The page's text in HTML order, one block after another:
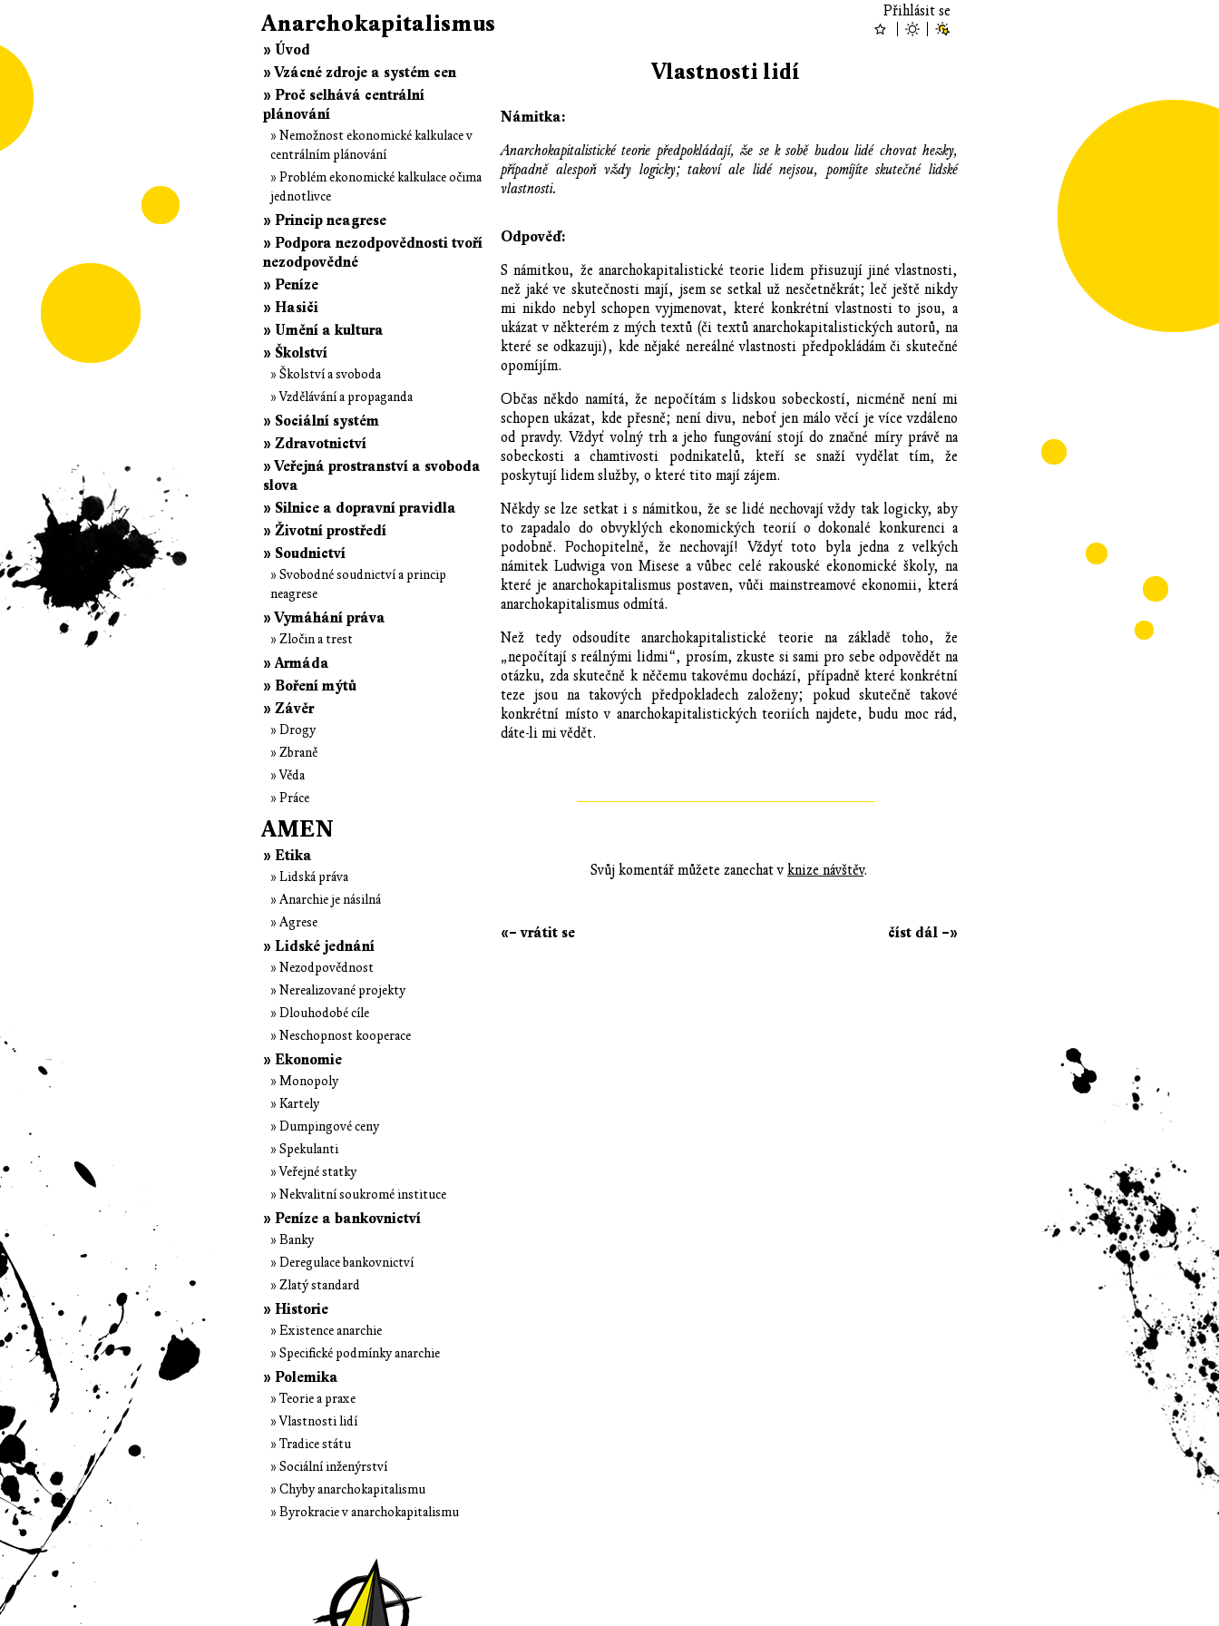
Přihlásit se
Vlastnosti lidí
Námitka:
Anarchokapitalistické teorie předpokládají, že se k sobě budou lidé chovat hezky,
případně alespoň vždy logicky; takoví ale lidé nejsou, pomíjíte skutečné lidské
vlastnosti.
Odpověď:
S námitkou, že anarchokapitalistické teorie lidem přisuzují jiné vlastnosti,
než jaké ve skutečnosti mají, jsem se setkal už nesčetněkrát; leč ještě nikdy
mi nikdo nebyl schopen vyjmenovat, které konkrétní vlastnosti to jsou, a
ukázat v některém z mých textů (či textů anarchokapitalistických autorů, na
které se odkazuji), kde nějaké nereálné vlastnosti předpokládám či skutečné
opomíjím.
Občas někdo namítá, že nepočítám s lidskou sobeckostí, nicméně není mi
schopen ukázat, kde přesně; není divu, neboť jen málo věcí je více vzdáleno
od pravdy. Vždyť volný trh a jeho fungování stojí do značné míry právě na
sobeckosti a chamtivosti podnikatelů, kteří se snaží vydělat tím, že
poskytují lidem služby, o které tito mají zájem.
Někdy se lze setkat i s námitkou, že se lidé nechovají vždy tak logicky, aby
to zapadalo do obvyklých ekonomických teorií o dokonalé konkurenci a
podobně. Pochopitelně, že nechovají! Vždyť toto byla jedna z velkých
námitek Ludwiga von Misese a vůbec celé rakouské ekonomické školy, na
které je anarchokapitalismus postaven, vůči mainstreamové ekonomii, která
anarchokapitalismus odmítá.
Než tedy odsoudíte anarchokapitalistické teorie na základě toho, že
„nepočítají s reálnými lidmi“, prosím, zkuste si sami pro sebe odpovědět na
otázku, zda skutečně k něčemu takovému dochází, případně které konkrétní
teze jsou na takových předpokladech založeny; pokud skutečně takové
konkrétní místo v anarchokapitalistických teoriích najdete, budu moc rád,
dáte-li mi vědět.
Svůj komentář můžete zanechat v knize návštěv.
«– vrátit se číst dál –»
Anarchokapitalismus
» Úvod
» Vzácné zdroje a systém cen
» Proč selhává centrální
plánování
» Nemožnost ekonomické kalkulace v
centrálním plánování
» Problém ekonomické kalkulace očima
jednotlivce
» Princip neagrese
» Podpora nezodpovědnosti tvoří
nezodpovědné
» Peníze
» Hasiči
» Umění a kultura
» Školství
» Školství a svoboda
» Vzdělávání a propaganda
» Sociální systém
» Zdravotnictví
» Veřejná prostranství a svoboda
slova
» Silnice a dopravní pravidla
» Životní prostředí
» Soudnictví
» Svobodné soudnictví a princip
neagrese
» Vymáhání práva
» Zločin a trest
» Armáda
» Boření mýtů
» Závěr
» Drogy
» Zbraně
» Věda
» Práce
AMEN
» Etika
» Lidská práva
» Anarchie je násilná
» Agrese
» Lidské jednání
» Nezodpovědnost
» Nerealizované projekty
» Dlouhodobé cíle
» Neschopnost kooperace
» Ekonomie
» Monopoly
» Kartely
» Dumpingové ceny
» Spekulanti
» Veřejné statky
» Nekvalitní soukromé instituce
» Peníze a bankovnictví
» Banky
» Deregulace bankovnictví
» Zlatý standard
» Historie
» Existence anarchie
» Specifické podmínky anarchie
» Polemika
» Teorie a praxe
» Vlastnosti lidí
» Tradice státu
» Sociální inženýrství
» Chyby anarchokapitalismu
» Byrokracie v anarchokapitalismu